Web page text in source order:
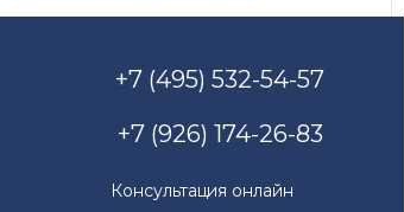
+7 (495) 532-54-57
+7 (926) 174-26-83
Консультация онлайн